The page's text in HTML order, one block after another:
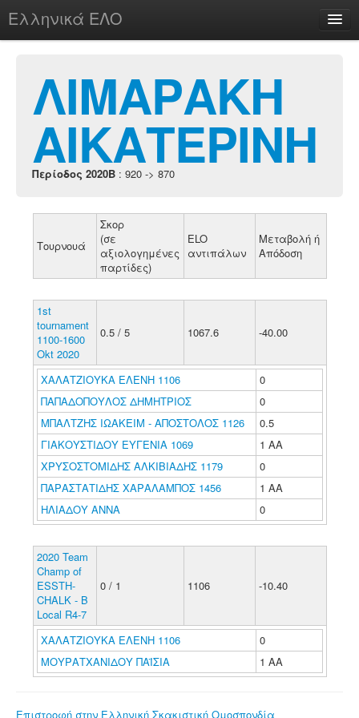
Ελληνικά ΕΛΟ
chesstu.be @ discord
Login
ΛΙΜΑΡΑΚΗ
ΑΙΚΑΤΕΡΙΝΗ
Περίοδος 2020B : 920 -> 870
Τουρνουά
Σκορ
(σε
αξιολογημένες
παρτίδες)
ELO
αντιπάλων
Μεταβολή ή
Απόδοση
1st
tournament
1100-1600
Okt 2020
0.5 / 5 1067.6 -40.00
ΧΑΛΑΤΖΙΟΥΚΑ ΕΛΕΝΗ 1106
0
ΠΑΠΑΔΟΠΟΥΛΟΣ ΔΗΜΗΤΡΙΟΣ
0
ΜΠΑΛΤΖΗΣ ΙΩΑΚΕΙΜ - ΑΠΟΣΤΟΛΟΣ 1126
0.5
ΓΙΑΚΟΥΣΤΙΔΟΥ ΕΥΓΕΝΙΑ 1069
1 ΑΑ
ΧΡΥΣΟΣΤΟΜΙΔΗΣ ΑΛΚΙΒΙΑΔΗΣ 1179
0
ΠΑΡΑΣΤΑΤΙΔΗΣ ΧΑΡΑΛΑΜΠΟΣ 1456
1 ΑΑ
ΗΛΙΑΔΟΥ ΑΝΝΑ
0
2020 Team
Champ of
ESSTH-
CHALK - B
Local R4-7
0 / 1 1106 -10.40
ΧΑΛΑΤΖΙΟΥΚΑ ΕΛΕΝΗ 1106
0
ΜΟΥΡΑΤΧΑΝΙΔΟΥ ΠΑΪΣΙΑ
1 ΑΑ
Επιστροφή στην Ελληνική Σκακιστική Ομοσπονδία